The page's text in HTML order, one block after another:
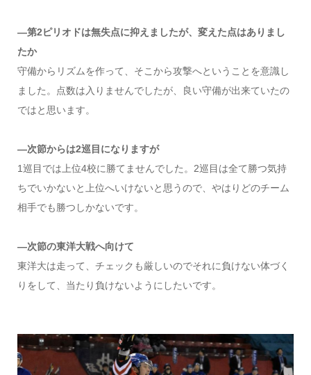
—第2ピリオドは無失点に抑えましたが、変えた点はありまし
たか
守備からリズムを作って、そこから攻撃へということを意識し
ました。点数は入りませんでしたが、良い守備が出来ていたの
ではと思います。
—次節からは2巡目になりますが
1巡目では上位4校に勝てませんでした。2巡目は全て勝つ気持
ちでいかないと上位へいけないと思うので、やはりどのチーム
相手でも勝つしかないです。
—次節の東洋大戦へ向けて
東洋大は走って、チェックも厳しいのでそれに負けない体づく
りをして、当たり負けないようにしたいです。